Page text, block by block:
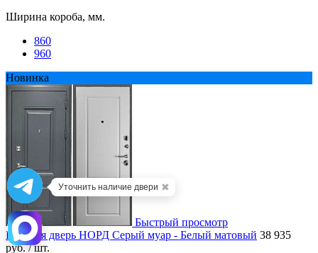
Ширина короба, мм.
860
960
Новинка
Быстрый просмотр
Входная дверь НОРД Серый муар - Белый матовый 38 935
руб./ шт.
Уточнить наличие двери ✖